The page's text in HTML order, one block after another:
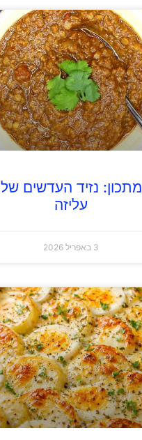
מתכון: נזיד העדשים של
עליזה
3 באפריל 2026